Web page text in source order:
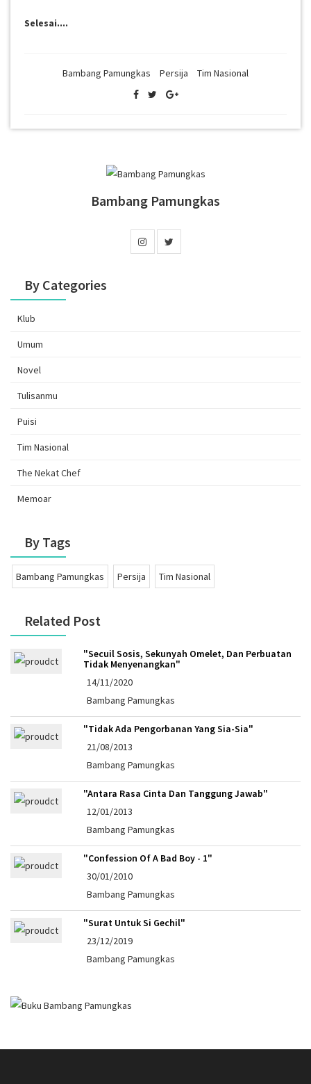
Selesai....
Bambang Pamungkas Persija Tim Nasional
Bambang Pamungkas
By Categories
Klub
Umum
Novel
Tulisanmu
Puisi
Tim Nasional
The Nekat Chef
Memoar
By Tags
Bambang Pamungkas Persija Tim Nasional
Related Post
"Secuil Sosis, Sekunyah Omelet, Dan Perbuatan
Tidak Menyenangkan"
14/11/2020
Bambang Pamungkas
"Tidak Ada Pengorbanan Yang Sia-Sia"
21/08/2013
Bambang Pamungkas
"Antara Rasa Cinta Dan Tanggung Jawab"
12/01/2013
Bambang Pamungkas
"Confession Of A Bad Boy - 1"
30/01/2010
Bambang Pamungkas
"Surat Untuk Si Gechil"
23/12/2019
Bambang Pamungkas